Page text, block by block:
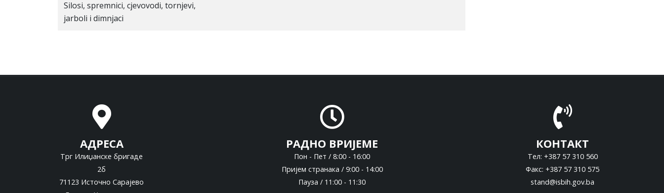
Silosi, spremnici, cjevovodi, tornjevi,
jarboli i dimnjaci
АДРЕСА
Трг Илиџанске бригаде
2б
71123 Источно Сарајево
РАДНО ВРИЈЕМЕ
Пон - Пет / 8:00 - 16:00
Пријем странака / 9:00 - 14:00
Пауза / 11:00 - 11:30
КОНТАКТ
Тел: +387 57 310 560
Факс: +387 57 310 575
stand@isbih.gov.ba